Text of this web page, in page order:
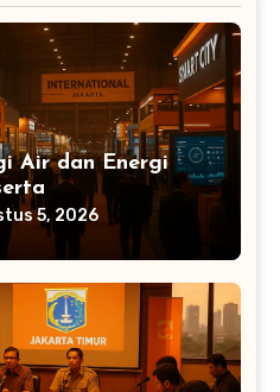
Air dan Energi
5, 2026